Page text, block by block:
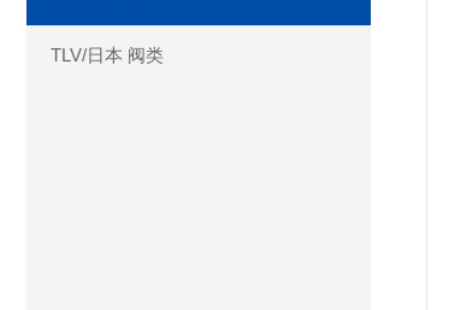
TLV/日本 阀类